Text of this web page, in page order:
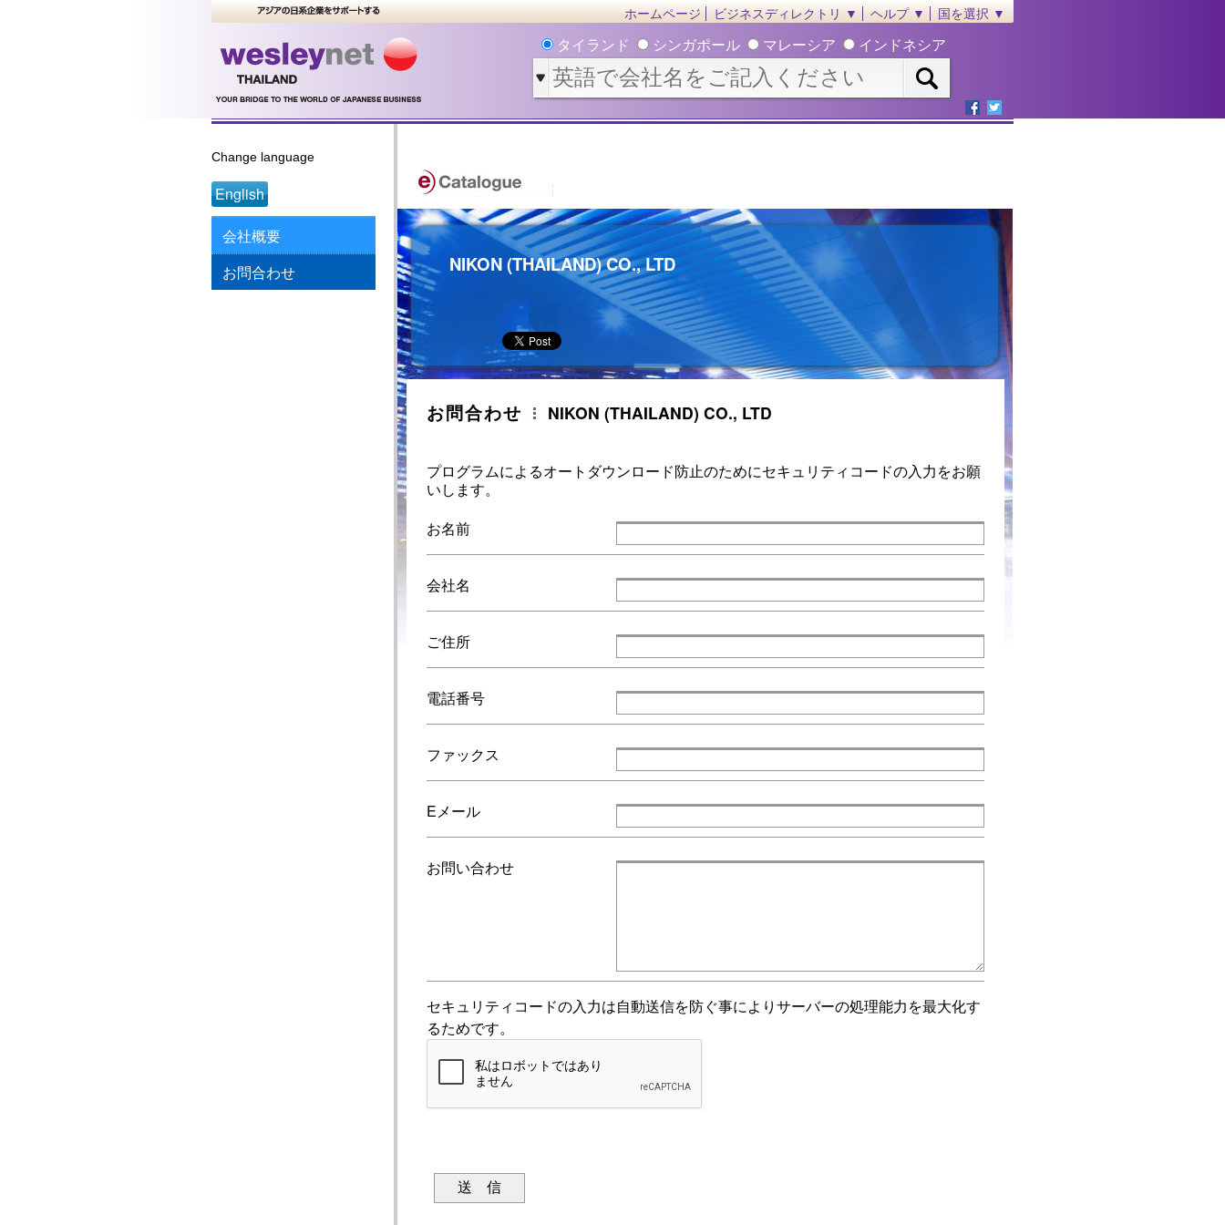
ホームページ ビジネスディレクトリ ▼ ヘルプ ▼ 国を選択 ▼
タイランド シンガポール マレーシア インドネシア
Change language
English
会社概要
お問合わせ
NIKON (THAILAND) CO., LTD
お問合わせ NIKON (THAILAND) CO., LTD
プログラムによるオートダウンロード防止のためにセキュリティコードの入力をお願
いします。
お名前
会社名
ご住所
電話番号
ファックス
Eメール
お問い合わせ
セキュリティコードの入力は自動送信を防ぐ事によりサーバーの処理能力を最大化す
るためです。